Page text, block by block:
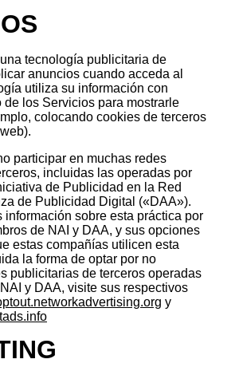
tecnología publicitaria de
anuncios cuando acceda al
utiliza su información con
de los Servicios para mostrarle
colocando cookies de terceros
participar en muchas redes
incluidas las operadas por
de Publicidad en la Red
de Publicidad Digital («DAA»).
información sobre esta práctica por
de NAI y DAA, y sus opciones
estas compañías utilicen esta
la forma de optar por no
publicitarias de terceros operadas
y DAA, visite sus respectivos
y